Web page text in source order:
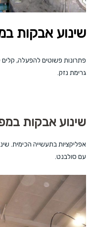
שינוע אבקות
פתרונות פשוטים להפעלה, קלים
גרימת נזק.
שינוע אבקות
אפליקציות בתעשייה הכימית.
עם סולבנט.